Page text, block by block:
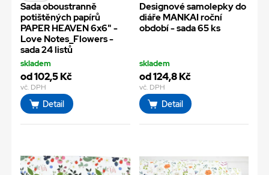
Sada oboustranně
potištěných papírů
PAPER HEAVEN 6x6" -
Love Notes_Flowers -
sada 24 listů
skladem
od 102,5 Kč
vč. DPH
Detail
Designové samolepky do
diáře MANKAI roční
období - sada 65 ks
skladem
od 124,8 Kč
vč. DPH
Detail